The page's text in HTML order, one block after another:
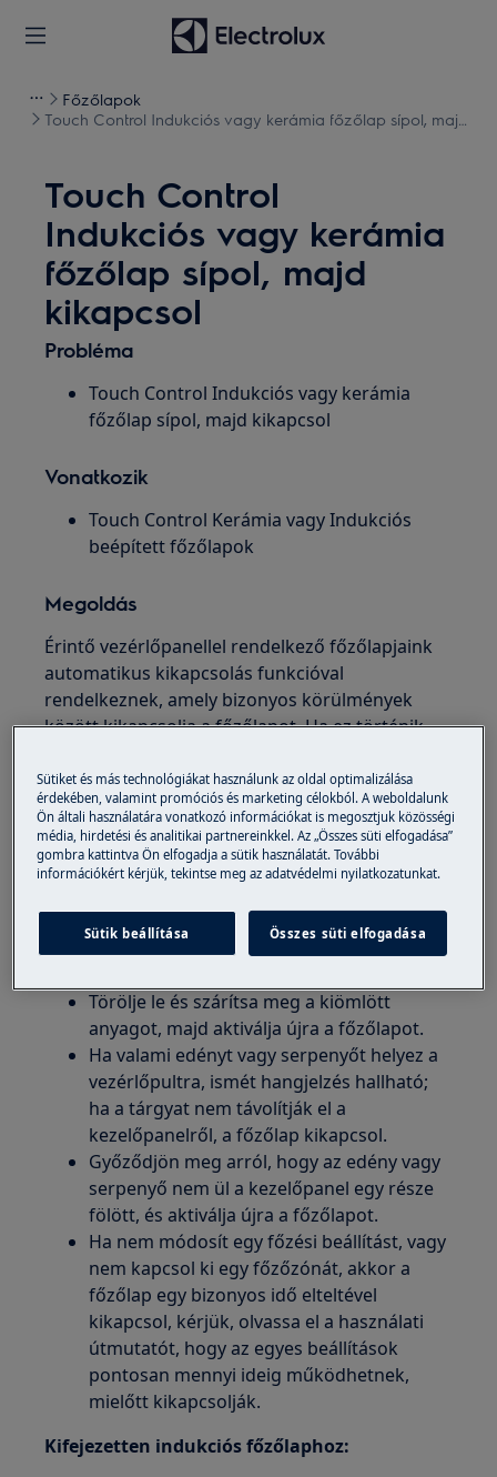
Főzőlapok
Touch Control Indukciós vagy kerámia főzőlap sípol, majd
Touch Control
Indukciós vagy kerámia
főzőlap sípol, majd
kikapcsol
Probléma
Touch Control Indukciós vagy kerámia
főzőlap sípol, majd kikapcsol
Vonatkozik
Touch Control Kerámia vagy Indukciós
beépített főzőlapok
Megoldás
Érintő vezérlőpanellel rendelkező főzőlapjaink
automatikus kikapcsolás funkcióval
rendelkeznek, amely bizonyos körülmények
között kikapcsolja a főzőlapot. Ha ez történik,
segíthetnek:
Mind a kerámia, mind az indukciós
érintőképernyős főzőlapokhoz:
kezelőpanelre ömlik, hangjelzés hallatszik,
ha 10 másodpercen belül nem törli le a
Törölje le és szárítsa meg a kiömlött
anyagot, majd aktiválja újra a főzőlapot.
Ha valami edényt vagy serpenyőt helyez a
vezérlőpultra, ismét hangjelzés hallható;
ha a tárgyat nem távolítják el a
kezelőpanelről, a főzőlap kikapcsol.
Győződjön meg arról, hogy az edény vagy
serpenyő nem ül a kezelőpanel egy része
fölött, és aktiválja újra a főzőlapot.
Ha nem módosít egy főzési beállítást, vagy
nem kapcsol ki egy főzőzónát, akkor a
főzőlap egy bizonyos idő elteltével
kikapcsol, kérjük, olvassa el a használati
útmutatót, hogy az egyes beállítások
pontosan mennyi ideig működhetnek,
mielőtt kikapcsolják.
Kifejezetten indukciós főzőlaphoz:
Sütiket és más technológiákat használunk az oldal optimalizálása
érdekében, valamint promóciós és marketing célokból. A weboldalunk
Ön általi használatára vonatkozó információkat is megosztjuk közösségi
média, hirdetési és analitikai partnereinkkel. Az „Összes süti elfogadása”
gombra kattintva Ön elfogadja a sütik használatát. További
információkért kérjük, tekintse meg az adatvédelmi nyilatkozatunkat.
Sütik beállítása Összes süti elfogadása